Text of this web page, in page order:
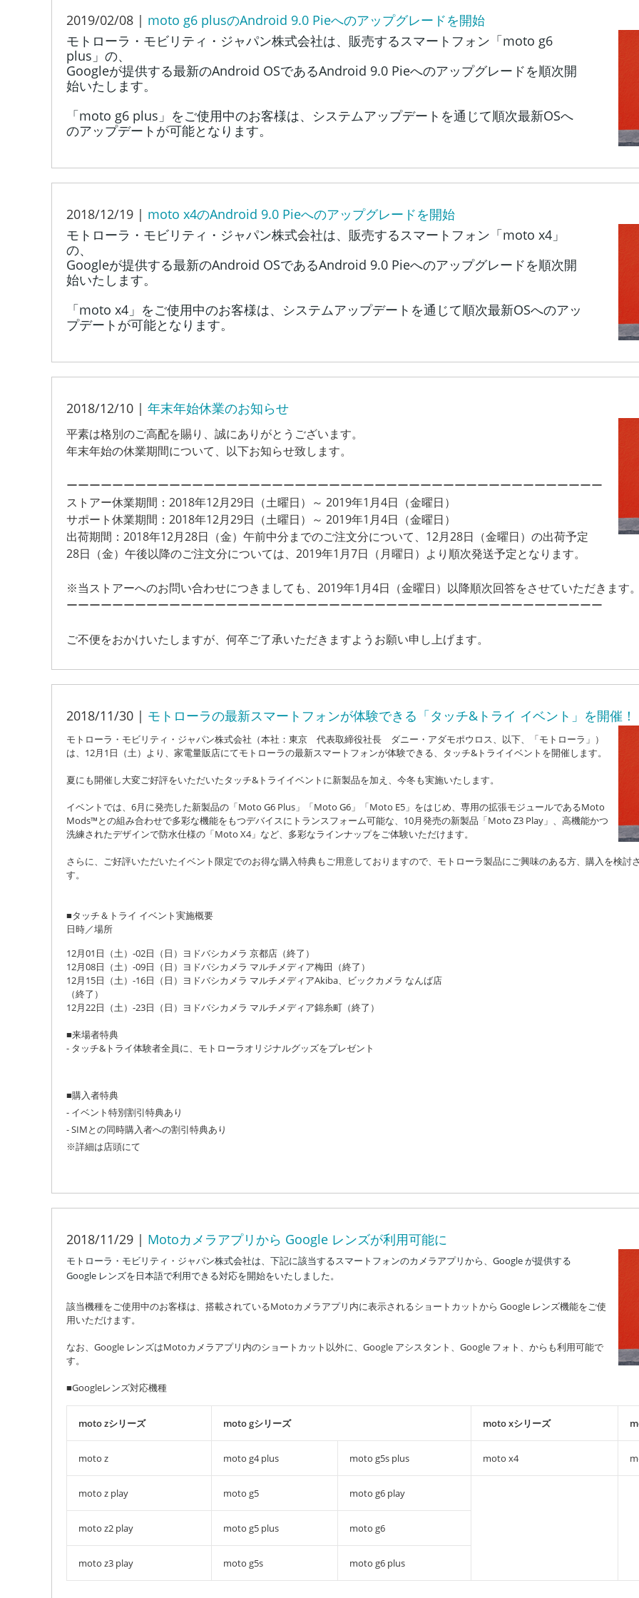
2019/02/08 | moto g6 plusのAndroid 9.0 Pieへのアップグレードを開始
モトローラ・モビリティ・ジャパン株式会社は、販売するスマートフォン「moto g6
plus」の、
Googleが提供する最新のAndroid OSであるAndroid 9.0 Pieへのアップグレードを順次開
始いたします。
「moto g6 plus」をご使用中のお客様は、システムアップデートを通じて順次最新OSへ
のアップデートが可能となります。
2018/12/19 | moto x4のAndroid 9.0 Pieへのアップグレードを開始
モトローラ・モビリティ・ジャパン株式会社は、販売するスマートフォン「moto x4」
の、
Googleが提供する最新のAndroid OSであるAndroid 9.0 Pieへのアップグレードを順次開
始いたします。
「moto x4」をご使用中のお客様は、システムアップデートを通じて順次最新OSへのアッ
プデートが可能となります。
2018/12/10 | 年末年始休業のお知らせ
平素は格別のご高配を賜り、誠にありがとうございます。
年末年始の休業期間について、以下お知らせ致します。
ーーーーーーーーーーーーーーーーーーーーーーーーーーーーーーーーーーーーーーーーーーーーーーー
ストアー休業期間：2018年12月29日（土曜日）～ 2019年1月4日（金曜日）
サポート休業期間：2018年12月29日（土曜日）～ 2019年1月4日（金曜日）
出荷期間：2018年12月28日（金）午前中分までのご注文分について、12月28日（金曜日）の出荷予定
28日（金）午後以降のご注文分については、2019年1月7日（月曜日）より順次発送予定となります。
※当ストアーへのお問い合わせにつきましても、2019年1月4日（金曜日）以降順次回答をさせていただきます
ーーーーーーーーーーーーーーーーーーーーーーーーーーーーーーーーーーーーーーーーーーーーーーー
ご不便をおかけいたしますが、何卒ご了承いただきますようお願い申し上げます。
2018/11/30 | モトローラの最新スマートフォンが体験できる「タッチ&トライ イベント」を開催！
モトローラ・モビリティ・ジャパン株式会社（本社：東京 代表取締役社長 ダニー・アダモポウロス、以下、「モトローラ」）
は、12月1日（土）より、家電量販店にてモトローラの最新スマートフォンが体験できる、タッチ&トライイベントを開催します。
夏にも開催し大変ご好評をいただいたタッチ&トライイベントに新製品を加え、今冬も実施いたします。
イベントでは、6月に発売した新製品の「Moto G6 Plus」「Moto G6」「Moto E5」をはじめ、専用の拡張モジュールであるMoto
Mods™との組み合わせで多彩な機能をもつデバイスにトランスフォーム可能な、10月発売の新製品「Moto Z3 Play」、高機能かつ
洗練されたデザインで防水仕様の「Moto X4」など、多彩なラインナップをご体験いただけます。
さらに、ご好評いただいたイベント限定でのお得な購入特典もご用意しておりますので、モトローラ製品にご興味のある方、購入を検
す。
■タッチ＆トライ イベント実施概要
日時／場所
12月01日（土）-02日（日）ヨドバシカメラ 京都店（終了）
12月08日（土）-09日（日）ヨドバシカメラ マルチメディア梅田（終了）
12月15日（土）-16日（日）ヨドバシカメラ マルチメディアAkiba、ビックカメラ なんば店
（終了）
12月22日（土）-23日（日）ヨドバシカメラ マルチメディア錦糸町 （終了）
■来場者特典
- タッチ&トライ体験者全員に、モトローラオリジナルグッズをプレゼント
■購入者特典
- イベント特別割引特典あり
- SIMとの同時購入者への割引特典あり
※詳細は店頭にて
2018/11/29 | Motoカメラアプリから Google レンズが利用可能に
モトローラ・モビリティ・ジャパン株式会社は、下記に該当するスマートフォンのカメラアプリから、Google が提供する
Google レンズを日本語で利用できる対応を開始をいたしました。
該当機種をご使用中のお客様は、搭載されているMotoカメラアプリ内に表示されるショートカットから Google レンズ機能をご使
用いただけます。
なお、Google レンズはMotoカメラアプリ内のショートカット以外に、Google アシスタント、Google フォト、からも利用可能で
す。
■Googleレンズ対応機種
moto zシリーズ moto gシリーズ moto xシリーズ
moto z moto g4 plus moto g5s plus moto x4
moto z play moto g5 moto g6 play
moto z2 play moto g5 plus moto g6
moto z3 play moto g5s moto g6 plus